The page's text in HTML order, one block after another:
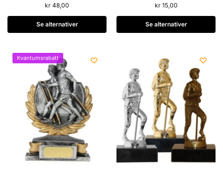
kr 48,00
Se alternativer
kr15,00
Se alternativer
Kvantumsrabatt